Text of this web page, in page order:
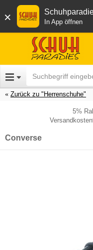
× In App öffnen
Zurück zu "Herrenschuhe"
5%
Converse